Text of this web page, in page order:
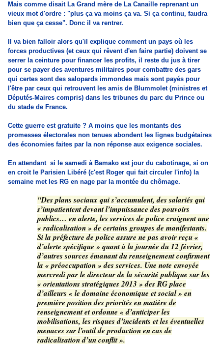
Mais comme disait La Grand mère de La Canaille reprenant un
vieux mot d'ordre : "plus ça va moins ça va. Si ça continu, faudra
bien que ça cesse". Donc il va rentrer.
Il va bien falloir alors qu'il explique comment un pays où les
forces productives (et ceux qui rêvent d'en faire partie) doivent se
serrer la ceinture pour financer les profits, il reste du jus à tirer
pour se payer des aventures militaires pour combattre des gars
qui certes sont des salopards immondes mais sont payés pour
l'être par ceux qui retrouvent les amis de Blummolet (ministres et
Députés-Maires compris) dans les tribunes du parc du Prince ou
du stade de France.
Cette guerre est gratuite ? A moins que les montants des
promesses électorales non tenues abondent les lignes budgétaires
des économies faites par la non réponse aux exigence sociales.
En attendant si le samedi à Bamako est jour du cabotinage, si on
en croit le Parisien Libéré (c'est Roger qui fait circuler l'info) la
semaine met les RG en nage par la montée du chômage.
"Des plans sociaux qui s’accumulent, des salariés qui
s’impatientent devant l’impuissance des pouvoirs
publics… en alerte, les services de police craignent une
« radicalisation » de certains groupes de manifestants.
Si la préfecture de police assure ne pas avoir reçu «
d’alerte spécifique » quant à la journée du 12 février,
d’autres sources émanant du renseignement confirment
la « préoccupation » des services. Une note envoyée
mercredi par le directeur de la sécurité publique sur les
« orientations stratégiques 2013 » des RG place
d’ailleurs « le domaine économique et social » en
première position des priorités en matière de
renseignement et ordonne « d’anticiper les
mobilisations, les risques d’incidents et les éventuelles
menaces sur l’outil de production en cas de
radicalisation d’un conflit ».